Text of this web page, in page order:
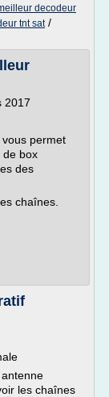
decodeur
tnt sat/
2017
permet
de box
des
chaînes.
les chaînes